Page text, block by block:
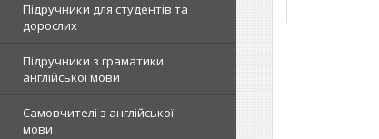
Підручники для студентів та
дорослих
Підручники з граматики
англійської мови
Самовчителі з англійської
мови